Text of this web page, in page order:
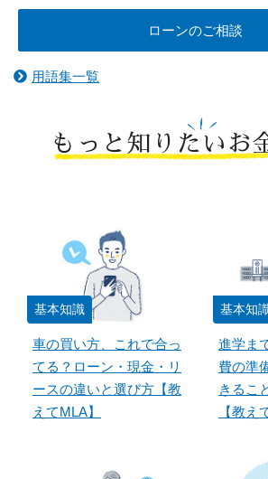
ローンのご相談
用語集一覧
もっと知りたいお
基本知識
車の買い方、これで合っ
てる？ローン・現金・リ
ースの違いと選び方【教
えてMLA】
基本知
進学ま
費の準
きるこ
【教え